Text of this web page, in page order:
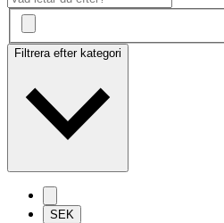
Filtrera efter kategori
SEK